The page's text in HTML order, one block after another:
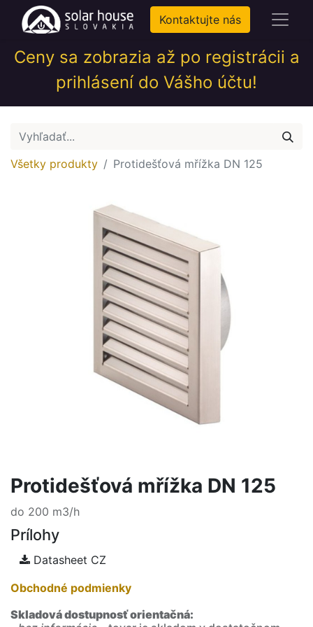
Kontaktujte nás
Ceny sa zobrazia až po registrácii a
prihlásení do Vášho účtu!
Všetky produkty Protidešťová mřížka DN 125
Protidešťová mřížka DN 125
do 200 m3/h
Prílohy
Datasheet CZ
Obchodné podmienky
Skladová dostupnosť orientačná: